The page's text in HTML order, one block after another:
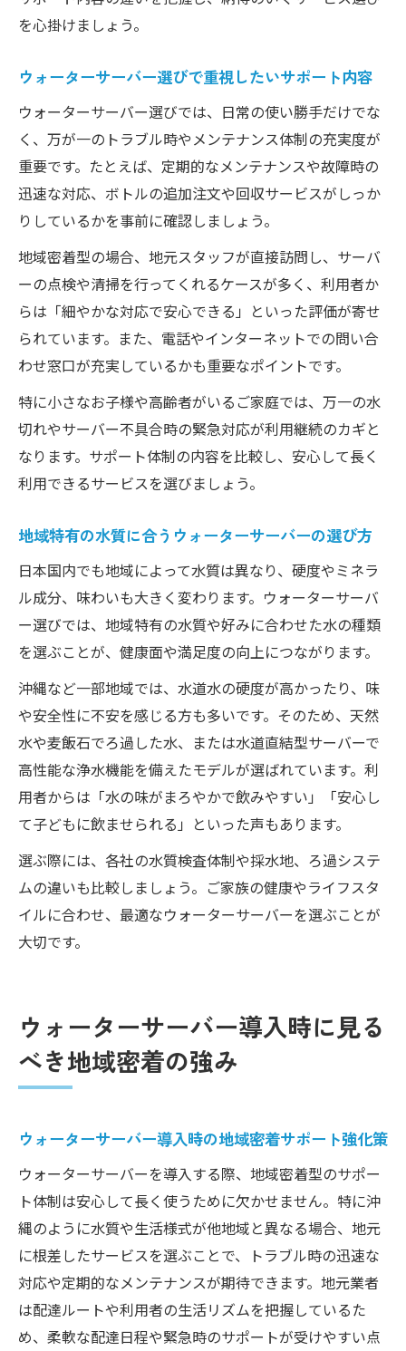
を心掛けましょう。
ウォーターサーバー選びで重視したいサポート内容
ウォーターサーバー選びでは、日常の使い勝手だけでな
く、万が一のトラブル時やメンテナンス体制の充実度が
重要です。たとえば、定期的なメンテナンスや故障時の
迅速な対応、ボトルの追加注文や回収サービスがしっか
りしているかを事前に確認しましょう。
地域密着型の場合、地元スタッフが直接訪問し、サーバ
ーの点検や清掃を行ってくれるケースが多く、利用者か
らは「細やかな対応で安心できる」といった評価が寄せ
られています。また、電話やインターネットでの問い合
わせ窓口が充実しているかも重要なポイントです。
特に小さなお子様や高齢者がいるご家庭では、万一の水
切れやサーバー不具合時の緊急対応が利用継続のカギと
なります。サポート体制の内容を比較し、安心して長く
利用できるサービスを選びましょう。
地域特有の水質に合うウォーターサーバーの選び方
日本国内でも地域によって水質は異なり、硬度やミネラ
ル成分、味わいも大きく変わります。ウォーターサーバ
ー選びでは、地域特有の水質や好みに合わせた水の種類
を選ぶことが、健康面や満足度の向上につながります。
沖縄など一部地域では、水道水の硬度が高かったり、味
や安全性に不安を感じる方も多いです。そのため、天然
水や麦飯石でろ過した水、または水道直結型サーバーで
高性能な浄水機能を備えたモデルが選ばれています。利
用者からは「水の味がまろやかで飲みやすい」「安心し
て子どもに飲ませられる」といった声もあります。
選ぶ際には、各社の水質検査体制や採水地、ろ過システ
ムの違いも比較しましょう。ご家族の健康やライフスタ
イルに合わせ、最適なウォーターサーバーを選ぶことが
大切です。
ウォーターサーバー導入時に見る
べき地域密着の強み
ウォーターサーバー導入時の地域密着サポート強化策
ウォーターサーバーを導入する際、地域密着型のサポー
ト体制は安心して長く使うために欠かせません。特に沖
縄のように水質や生活様式が他地域と異なる場合、地元
に根差したサービスを選ぶことで、トラブル時の迅速な
対応や定期的なメンテナンスが期待できます。地元業者
は配達ルートや利用者の生活リズムを把握しているた
め、柔軟な配達日程や緊急時のサポートが受けやすい点